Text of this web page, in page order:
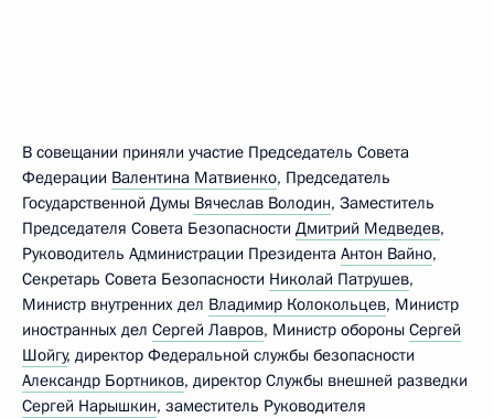
В совещании приняли участие Председатель Совета
Федерации Валентина Матвиенко, Председатель
Государственной Думы Вячеслав Володин, Заместитель
Председателя Совета Безопасности Дмитрий Медведев,
Руководитель Администрации Президента Антон Вайно,
Секретарь Совета Безопасности Николай Патрушев,
Министр внутренних дел Владимир Колокольцев, Министр
иностранных дел Сергей Лавров, Министр обороны Сергей
Шойгу, директор Федеральной службы безопасности
Александр Бортников, директор Службы внешней разведки
Сергей Нарышкин, заместитель Руководителя